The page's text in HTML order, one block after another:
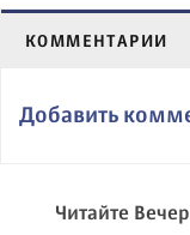
КОММЕНТАРИИ
Добавить
Читайте